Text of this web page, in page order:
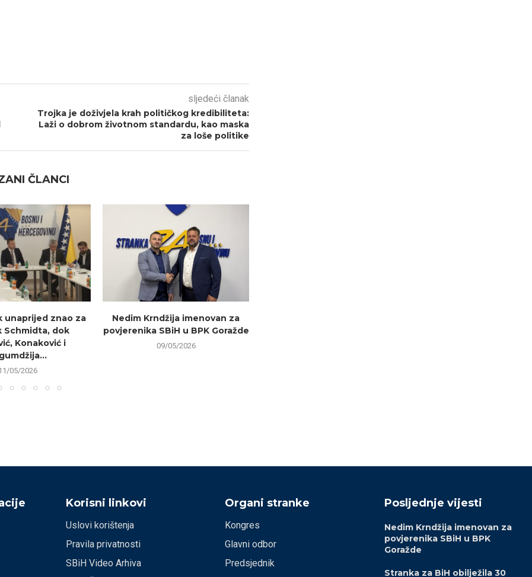
sljedeći članak
Trojka je doživjela krah političkog kredibiliteta:
Laži o dobrom životnom standardu, kao maska
za loše politike
ČLANCI
unaprijed znao za
Schmidta, dok
Konaković i
05/2026
Nedim Krndžija imenovan za
povjerenika SBiH u BPK Goražde
09/05/2026
Korisni linkovi
Uslovi korištenja
Pravila privatnosti
SBiH Video Arhiva
Organi stranke
Kongres
Glavni odbor
Predsjednik
Posljednje vijesti
Nedim Krndžija imenovan za
povjerenika SBiH u BPK
Goražde
Stranka za BiH obilježila 30